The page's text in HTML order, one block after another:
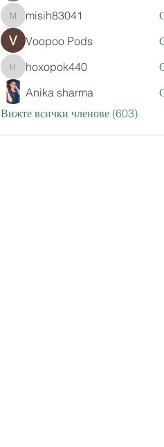
misih83041
misih83041
Voopoo Pods
hoxopok440
hoxopok440
Anika sharma
Вижте всички членове (603)